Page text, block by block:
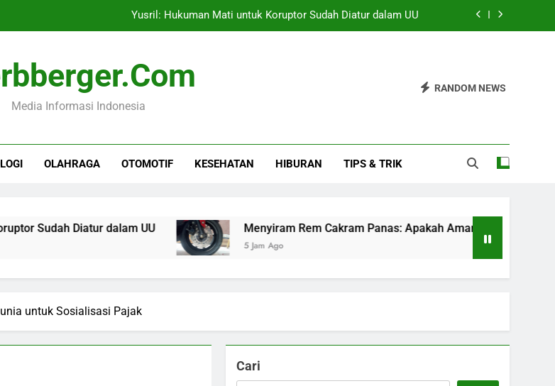
Yusril: Hukuman Mati untuk Koruptor Sudah Diatur dalam UU
Pembatasan Gawai di Sekolah dan Upaya Kembalikan Ruang Belajar
Bea Cukai Siap Dukung Pelaksanaan GIIAS 2026 dengan Lancar
Menyiram Rem Cakram Panas: Apakah Aman untuk Dilakukan?
Media Informasi Indonesia
RANDOM NEWS
OLAHRAGA OTOMOTIF KESEHATAN HIBURAN TIPS & TRIK
Diatur dalam UU Menyiram Rem Cakram Panas: Apakah Aman untuk Dilakukan?
5 Jam Ago
untuk Sosialisasi Pajak
Cari